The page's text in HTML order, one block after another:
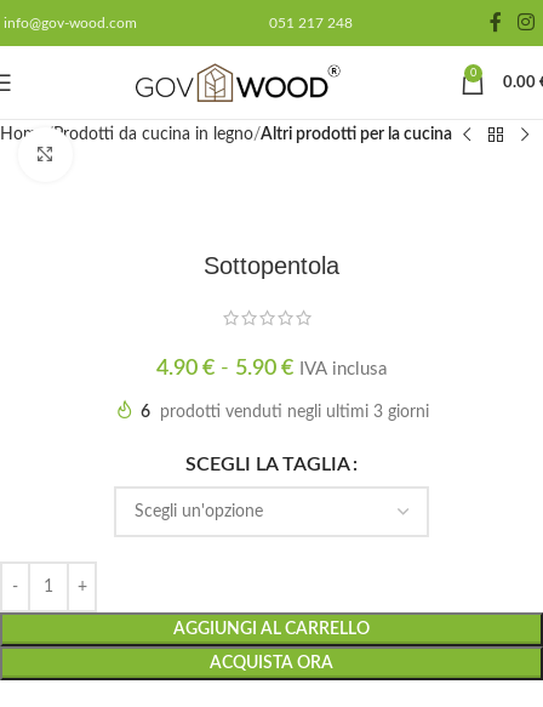
info@gov-wood.com 051 217 248
0
0.00
Home Prodotti da cucina in legno Altri prodotti per la cucina
Sottopentola
4.90 € - 5.90 € IVA inclusa
6 prodotti venduti negli ultimi 3 giorni
SCEGLI LA TAGLIA
AGGIUNGI AL CARRELLO
ACQUISTA ORA